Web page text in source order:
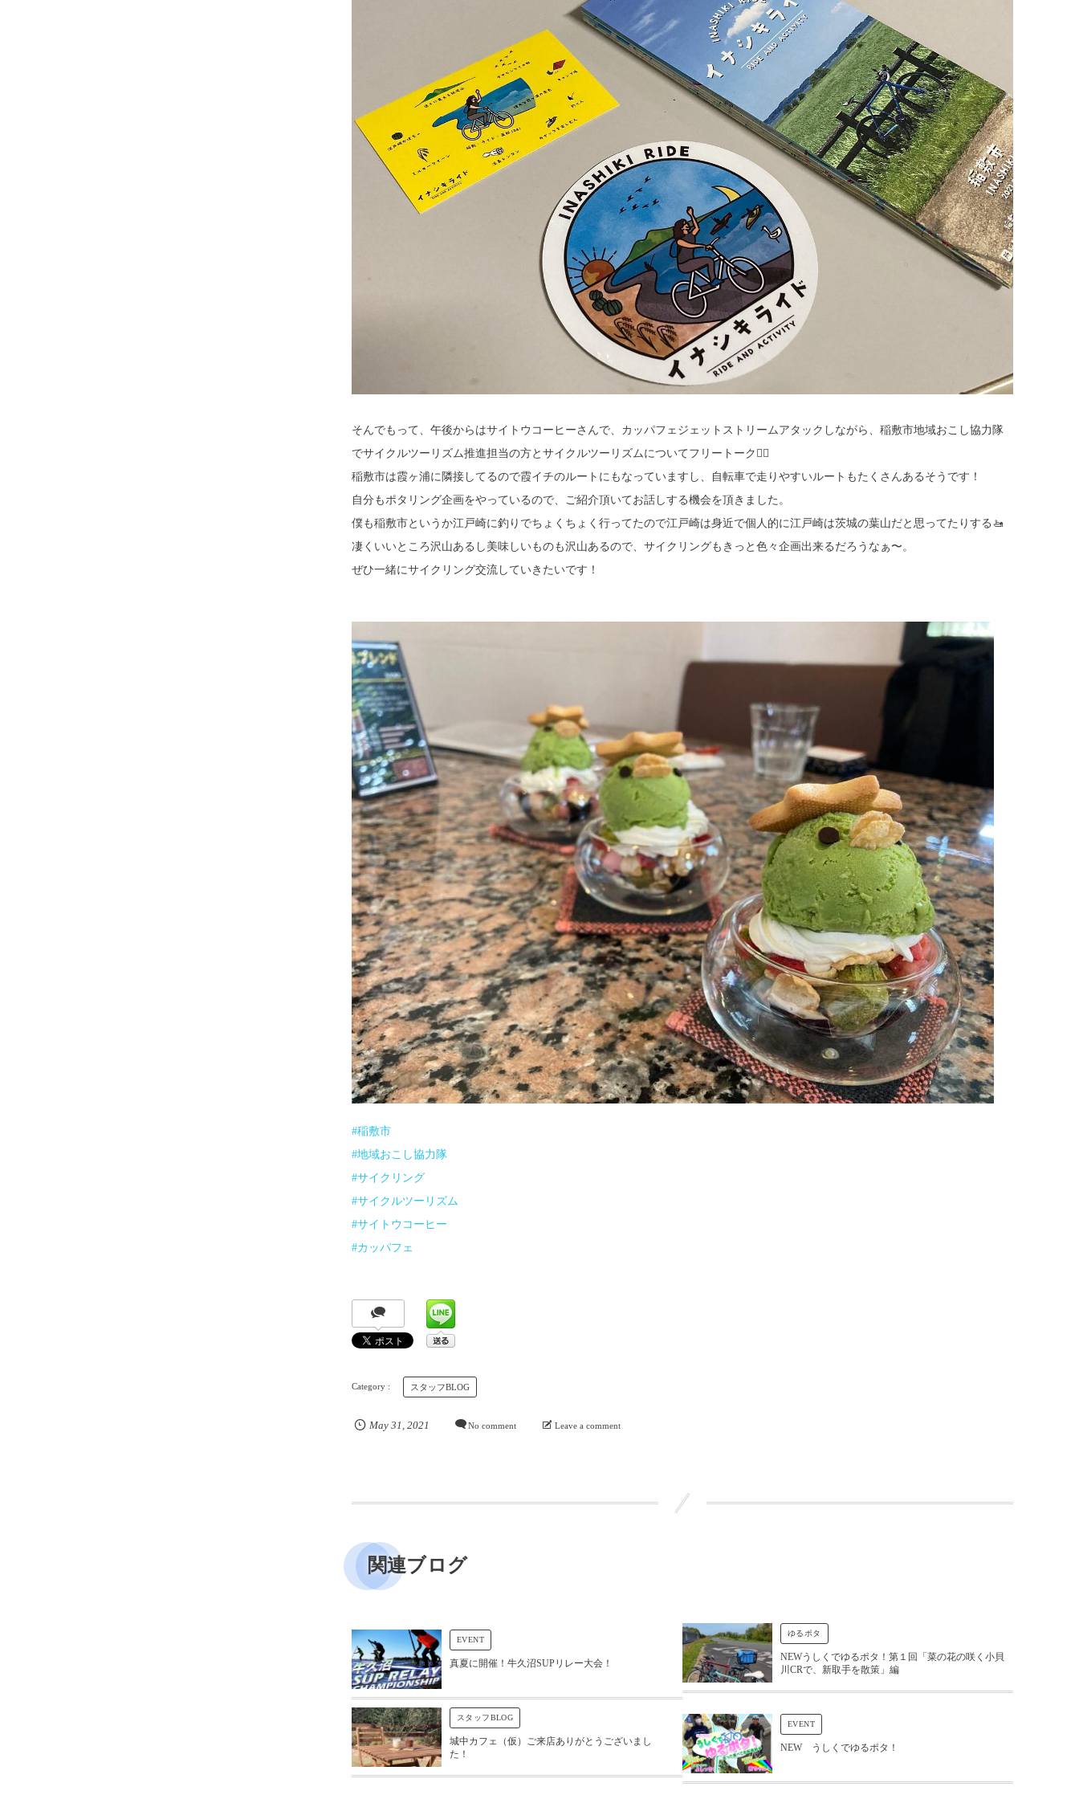
そんでもって、午後からはサイトウコーヒーさんで、カッパフェジェットストリームアタックしながら、稲敷市地域おこし協力隊
でサイクルツーリズム推進担当の方とサイクルツーリズムについてフリートーク🚴‍♂️
稲敷市は霞ヶ浦に隣接してるので霞イチのルートにもなっていますし、自転車で走りやすいルートもたくさんあるそうです！
自分もポタリング企画をやっているので、ご紹介頂いてお話しする機会を頂きました。
僕も稲敷市というか江戸崎に釣りでちょくちょく行ってたので江戸崎は身近で個人的に江戸崎は茨城の葉山だと思ってたりする🚤
凄くいいところ沢山あるし美味しいものも沢山あるので、サイクリングもきっと色々企画出来るだろうなぁ〜。
ぜひ一緒にサイクリング交流していきたいです！
#稲敷市
#地域おこし協力隊
#サイクリング
#サイクルツーリズム
#サイトウコーヒー
#カッパフェ
スタッフBLOG
May 31 , 2021 No comment Leave a comment
関連ブログ
EVENT
真夏に開催！牛久沼SUPリレー大会！
ゆるポタ
NEWうしくでゆるポタ！第１回「菜の花の咲く小貝
川CRで、新取手を散策」編
スタッフBLOG
城中カフェ（仮）ご来店ありがとうございまし
た！
EVENT
NEW うしくでゆるポタ！